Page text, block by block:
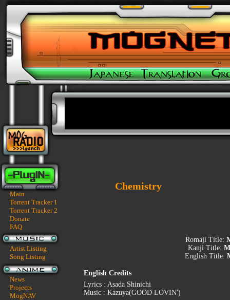
Main
Torrent Tracker 1
Torrent Tracker 2
Donate
FAQ
Artist Listing
Song Listing
News
Projects
MogNAV
Chemistry
Romaji Title:
Kanji Title:
English Title:
English Credits
Lyrics : Asada Shinichi
Music : Kazuya(GOOD LOVIN')